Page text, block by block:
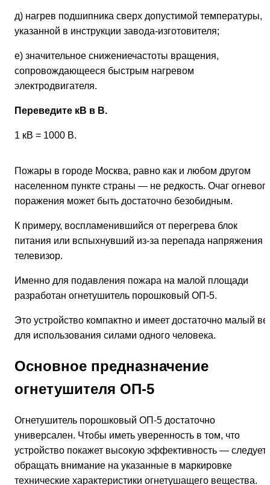
д) нагрев подшипника сверх допустимой температуры,
указанной в инструкции завода-изготовителя;
е) значительное снижениечастоты вращения,
сопровождающееся быстрым нагревом
электродвигателя.
Переведите кВ в В.
1 кВ = 1000 В.
Пожары в городе Москва, равно как и любом другом
населенном пункте страны — не редкость. Очаг
поражения может быть достаточно безобидным.
К примеру, воспламенившийся от перегрева блок
питания или вспыхнувший из-за перепада напряжения
телевизор.
Именно для подавления пожара на малой площади
разработан огнетушитель порошковый ОП-5.
Это устройство компактно и имеет достаточно малый
для использования силами одного человека.
Основное предназначение
огнетушителя ОП-5
Огнетушитель порошковый ОП-5 достаточно
универсален. Чтобы иметь уверенность в том, что
устройство покажет высокую эффективность — следует
обращать внимание на указанные в маркировке
технические характеристики огнетушащего вещества.